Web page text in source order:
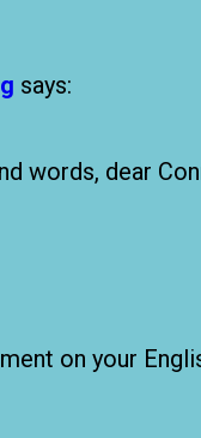
says:
words, dear
on your